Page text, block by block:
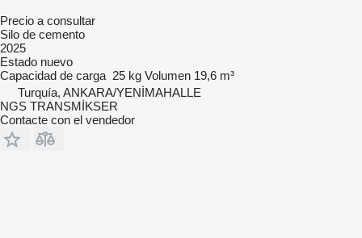
Precio a consultar
Silo de cemento
2025
Estado nuevo
Capacidad de carga 25 kg Volumen 19,6 m³
Turquía, ANKARA/YENİMAHALLE
NGS TRANSMİKSER
Contacte con el vendedor